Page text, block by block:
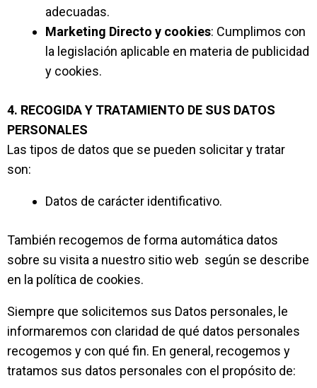
adecuadas.
Marketing Directo y cookies: Cumplimos con
la legislación aplicable en materia de publicidad
y cookies.
4. RECOGIDA Y TRATAMIENTO DE SUS DATOS
PERSONALES
Las tipos de datos que se pueden solicitar y tratar
son:
Datos de carácter identificativo.
También recogemos de forma automática datos
sobre su visita a nuestro sitio web según se describe
en la política de cookies.
Siempre que solicitemos sus Datos personales, le
informaremos con claridad de qué datos personales
recogemos y con qué fin. En general, recogemos y
tratamos sus datos personales con el propósito de: